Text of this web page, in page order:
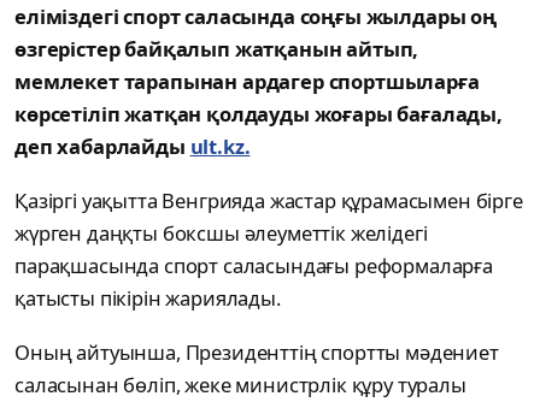
еліміздегі спорт саласында соңғы жылдары оң
өзгерістер байқалып жатқанын айтып,
мемлекет тарапынан ардагер спортшыларға
көрсетіліп жатқан қолдауды жоғары бағалады,
деп хабарлайды ult.kz.
Қазіргі уақытта Венгрияда жастар құрамасымен бірге
жүрген даңқты боксшы әлеуметтік желідегі
парақшасында спорт саласындағы реформаларға
қатысты пікірін жариялады.
Оның айтуынша, Президенттің спортты мәдениет
саласынан бөліп, жеке министрлік құру туралы